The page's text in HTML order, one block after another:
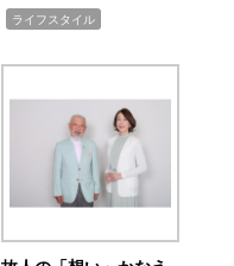
ライフスタイル